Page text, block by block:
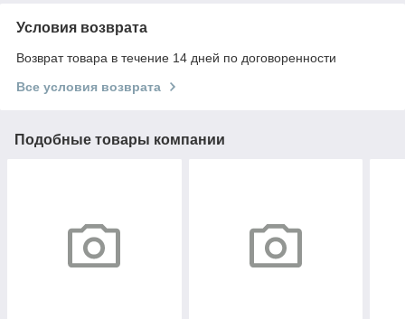
Условия возврата
Возврат товара в течение 14 дней по договоренности
Все условия возврата
Подобные товары компании